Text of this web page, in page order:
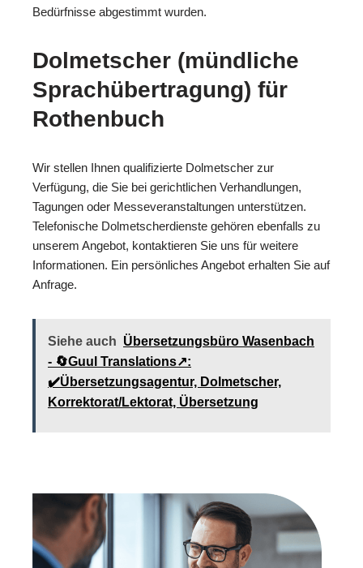
Bedürfnisse abgestimmt wurden.
Dolmetscher (mündliche
Sprachübertragung) für
Rothenbuch
Wir stellen Ihnen qualifizierte Dolmetscher zur
Verfügung, die Sie bei gerichtlichen Verhandlungen,
Tagungen oder Messeveranstaltungen unterstützen.
Telefonische Dolmetscherdienste gehören ebenfalls zu
unserem Angebot, kontaktieren Sie uns für weitere
Informationen. Ein persönliches Angebot erhalten Sie auf
Anfrage.
Siehe auch Übersetzungsbüro Wasenbach
- 🔄Guul Translations↗️:
✔️Übersetzungsagentur, Dolmetscher,
Korrektorat/Lektorat, Übersetzung